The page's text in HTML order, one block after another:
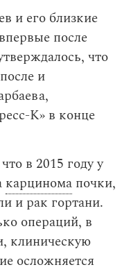
и его близкие
после
что
и
К» в конце
в 2015 году у
карцинома почки,
и рак гортани.
операций, в
клиническую
осложняется